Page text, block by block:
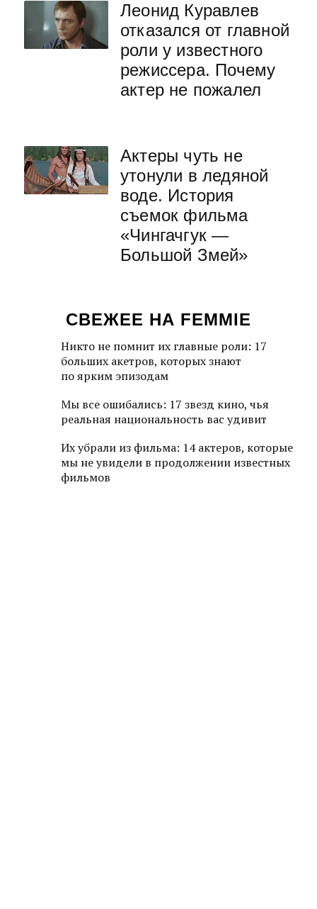
Леонид Куравлев
отказался от главной
роли у известного
режиссера. Почему
актер не пожалел
Актеры чуть не
утонули в ледяной
воде. История
съемок фильма
«Чингачгук —
Большой Змей»
СВЕЖЕЕ НА FEMMIE
Никто не помнит их главные роли: 17
больших акетров, которых знают
по ярким эпизодам
Мы все ошибались: 17 звезд кино, чья
реальная национальность вас удивит
Их убрали из фильма: 14 актеров, которые
мы не увидели в продолжении известных
фильмов